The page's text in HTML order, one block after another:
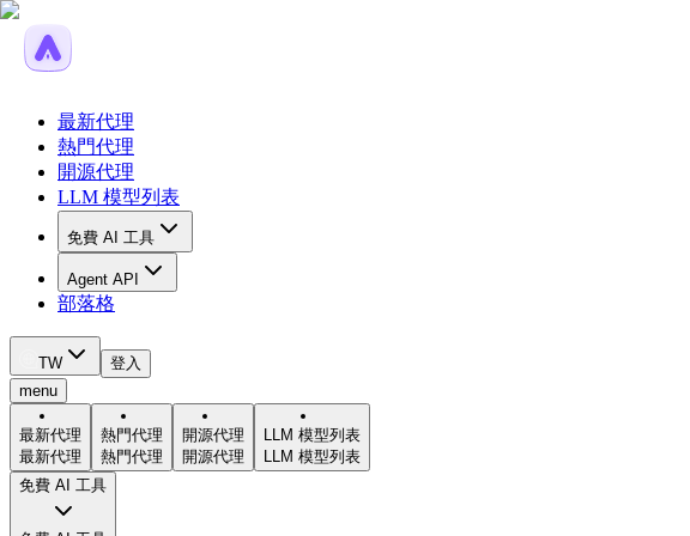
最新代理
熱門代理
開源代理
LLM 模型列表
免費 AI 工具
Agent API
部落格
TW
登入
menu
最新代理
最新代理
熱門代理
熱門代理
開源代理
開源代理
LLM 模型列表
LLM 模型列表
免費 AI 工具